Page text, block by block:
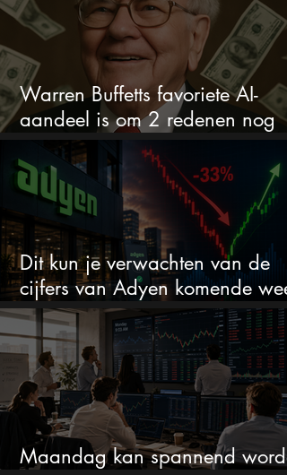
Warren Buffetts favoriete AI-
aandeel is om 2 redenen nog
steeds koopwaardig
Dit kun je verwachten van de
cijfers van Adyen komende
na 33% daling
Maandag kan spannend